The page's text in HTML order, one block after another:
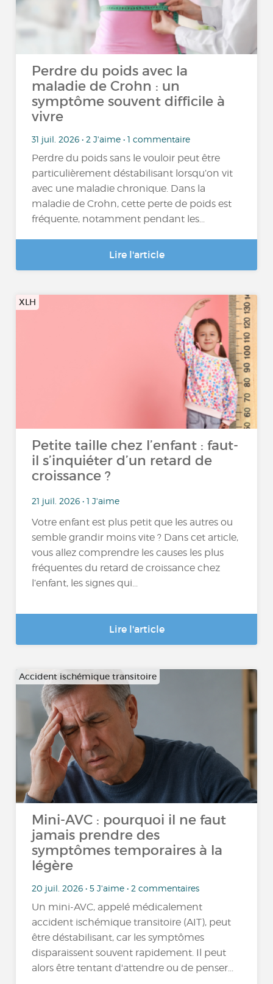
Perdre du poids avec la
maladie de Crohn : un
symptôme souvent difficile à
vivre
31 juil. 2026 • 2 J'aime • 1 commentaire
Perdre du poids sans le vouloir peut être
particulièrement déstabilisant lorsqu’on vit
avec une maladie chronique. Dans la
maladie de Crohn, cette perte de poids est
fréquente, notamment pendant les...
Lire l'article
XLH
Petite taille chez l’enfant : faut-
il s’inquiéter d’un retard de
croissance ?
21 juil. 2026 • 1 J'aime
Votre enfant est plus petit que les autres ou
semble grandir moins vite ? Dans cet article,
vous allez comprendre les causes les plus
fréquentes du retard de croissance chez
l’enfant, les signes qui...
Lire l'article
Accident ischémique transitoire
Mini-AVC : pourquoi il ne faut
jamais prendre des
symptômes temporaires à la
légère
20 juil. 2026 • 5 J'aime • 2 commentaires
Un mini-AVC, appelé médicalement
accident ischémique transitoire (AIT), peut
être déstabilisant, car les symptômes
disparaissent souvent rapidement. Il peut
alors être tentant d'attendre ou de penser...